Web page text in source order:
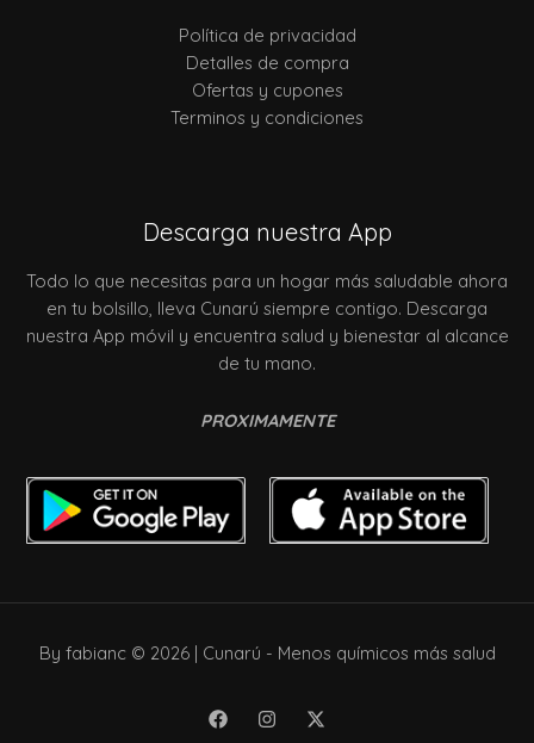
Política de privacidad
Detalles de compra
Ofertas y cupones
Terminos y condiciones
Descarga nuestra App
Todo lo que necesitas para un hogar más saludable ahora
en tu bolsillo, lleva Cunarú siempre contigo. Descarga
nuestra App móvil y encuentra salud y bienestar al alcance
de tu mano.
PROXIMAMENTE
By fabianc © 2026 | Cunarú - Menos químicos más salud